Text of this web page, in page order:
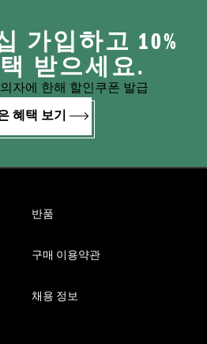
가입하고 10%
받으세요.
자에 한해 할인쿠폰 발급
혜택 보기
반품
구매 이용약관
채용 정보